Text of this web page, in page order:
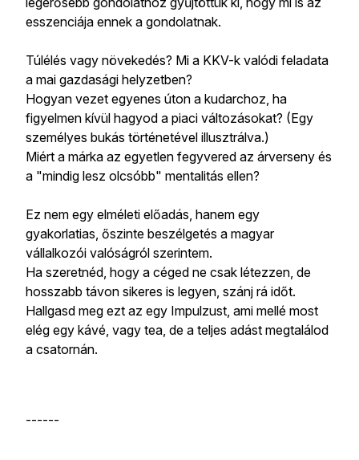
esszenciája ennek a gondolatnak.
Túlélés vagy növekedés? Mi a KKV-k valódi feladata
a mai gazdasági helyzetben?
Hogyan vezet egyenes úton a kudarchoz, ha
figyelmen kívül hagyod a piaci változásokat? (Egy
személyes bukás történetével illusztrálva.)
Miért a márka az egyetlen fegyvered az árverseny és
a "mindig lesz olcsóbb" mentalitás ellen?
Ez nem egy elméleti előadás, hanem egy
gyakorlatias, őszinte beszélgetés a magyar
vállalkozói valóságról szerintem.
Ha szeretnéd, hogy a céged ne csak létezzen, de
hosszabb távon sikeres is legyen, szánj rá időt.
Hallgasd meg ezt az egy Impulzust, ami mellé most
elég egy kávé, vagy tea, de a teljes adást megtalálod
a csatornán.
------